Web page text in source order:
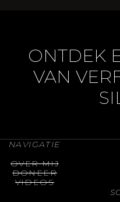
ONTDEK
VAN
NAVIGATIE
OVER MIJ
DONEER
VIDEOS